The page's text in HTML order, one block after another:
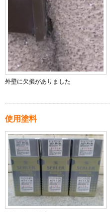
外壁に欠損がありました
使用塗料